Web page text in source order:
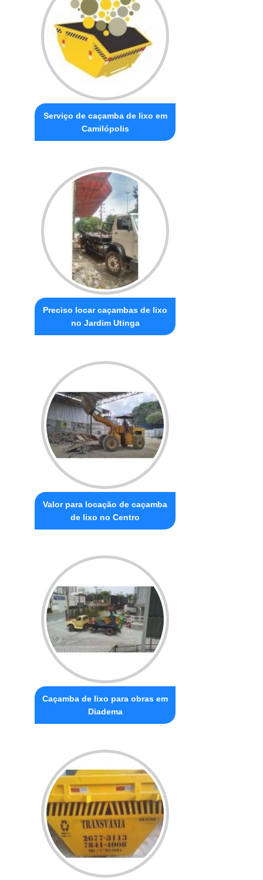
Serviço de caçamba de lixo em
Camilópolis
Preciso locar caçambas de lixo
no Jardim Utinga
Valor para locação de caçamba
de lixo no Centro
Caçamba de lixo para obras em
Diadema